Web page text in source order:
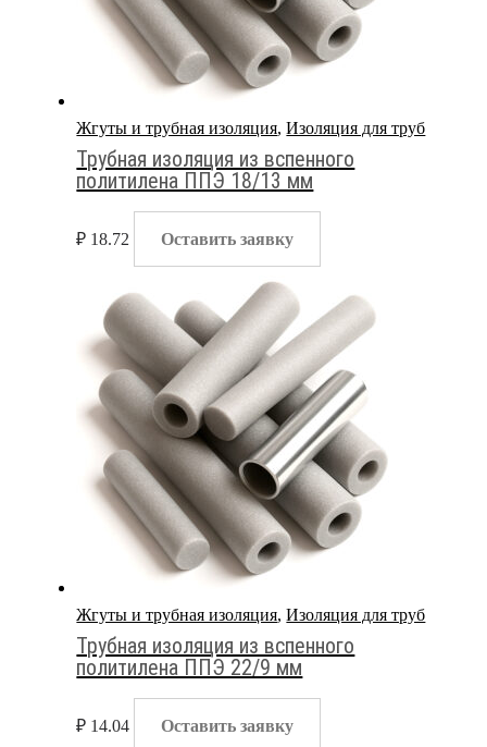
Жгуты и трубная изоляция,Изоляция для труб
Трубная изоляция из вспенного
политилена ППЭ 18/13 мм
₽ 18.72 Оставить заявку
Жгуты и трубная изоляция,Изоляция для труб
Трубная изоляция из вспенного
политилена ППЭ 22/9 мм
₽ 14.04 Оставить заявку